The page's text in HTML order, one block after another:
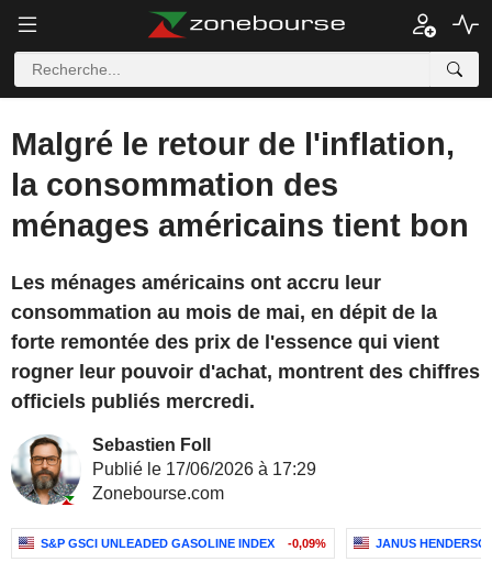
Malgré le retour de l'inflation,
la consommation des
ménages américains tient bon
Les ménages américains ont accru leur
consommation au mois de mai, en dépit de la
forte remontée des prix de l'essence qui vient
rogner leur pouvoir d'achat, montrent des chiffres
officiels publiés mercredi.
Sebastien Foll
Publié le 17/06/2026 à 17:29
Zonebourse.com
S&P GSCI UNLEADED GASOLINE INDEX -0,09% JANUS